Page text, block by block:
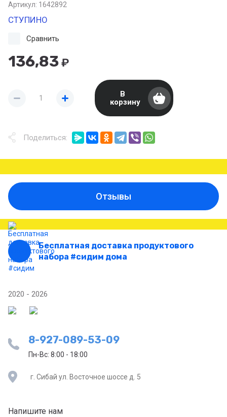
Артикул: 1642892
СТУПИНО
136,83₽
Сравнить
В
корзину
Поделиться:
Отзывы
Бесплатная доставка продуктового
набора #сидим дома
2020 - 2026
8-927-089-53-09
Пн-Вс: 8:00 - 18:00
г. Сибай ул. Восточное шоссе д. 5
Напишите нам